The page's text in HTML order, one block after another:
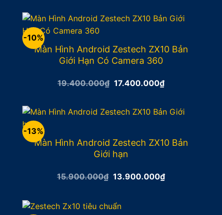
12.500.000₫.
11.500.000₫.
-10%
Màn Hình Android Zestech ZX10 Bản
Giới Hạn Có Camera 360
19.400.000₫ Giá
19.400.000₫.
17.400.000₫Giá
hiện
17.400.000₫.
-13%
Màn Hình Android Zestech ZX10 Bản
Giới hạn
15.900.000₫ Giá
15.900.000₫.
13.900.000₫Giá
hiện